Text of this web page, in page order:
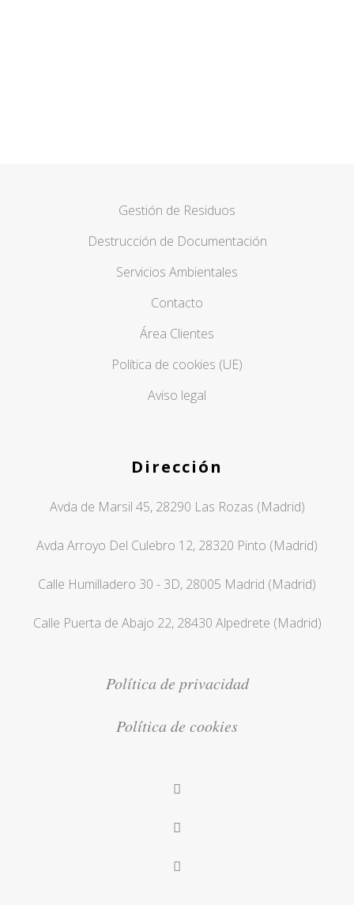
Gestión de Residuos
Destrucción de Documentación
Servicios Ambientales
Contacto
Área Clientes
Política de cookies (UE)
Aviso legal
Dirección
Avda de Marsil 45, 28290 Las Rozas (Madrid)
Avda Arroyo Del Culebro 12, 28320 Pinto (Madrid)
Calle Humilladero 30 - 3D, 28005 Madrid (Madrid)
Calle Puerta de Abajo 22, 28430 Alpedrete (Madrid)
Política de privacidad
Política de cookies